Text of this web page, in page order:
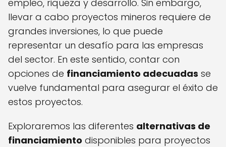
empleo, riqueza y desarrollo. Sin embargo,
llevar a cabo proyectos mineros requiere de
grandes inversiones, lo que puede
representar un desafío para las empresas
del sector. En este sentido, contar con
opciones de financiamiento adecuadas se
vuelve fundamental para asegurar el éxito de
estos proyectos.
Exploraremos las diferentes alternativas de
financiamiento disponibles para proyectos